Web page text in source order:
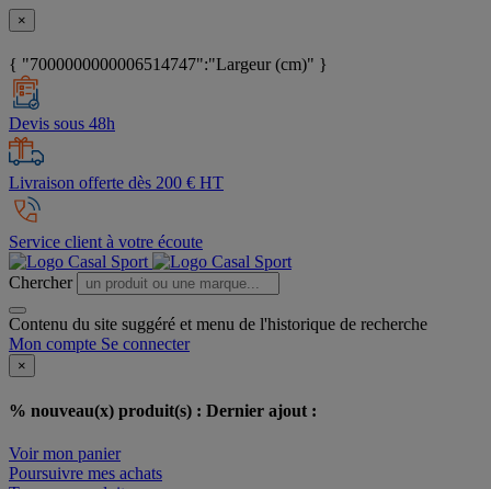
×
{ "7000000000006514747":"Largeur (cm)" }
Devis sous 48h
Livraison offerte dès 200 € HT
Service client à votre écoute
Chercher
Contenu du site suggéré et menu de l'historique de recherche
Mon compte Se connecter
×
% nouveau(x) produit(s) : Dernier ajout :
Voir mon panier
Poursuivre mes achats